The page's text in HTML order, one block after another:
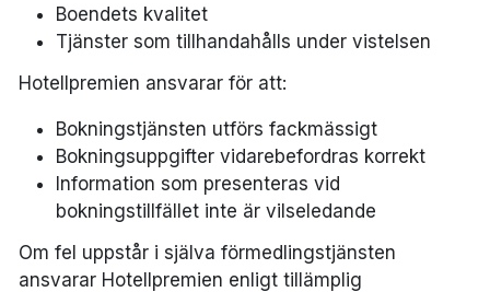
Boendets kvalitet
Tjänster som tillhandahålls under vistelsen
Hotellpremien ansvarar för att:
Bokningstjänsten utförs fackmässigt
Bokningsuppgifter vidarebefordras korrekt
Information som presenteras vid
bokningstillfället inte är vilseledande
Om fel uppstår i själva förmedlingstjänsten
ansvarar Hotellpremien enligt tillämplig